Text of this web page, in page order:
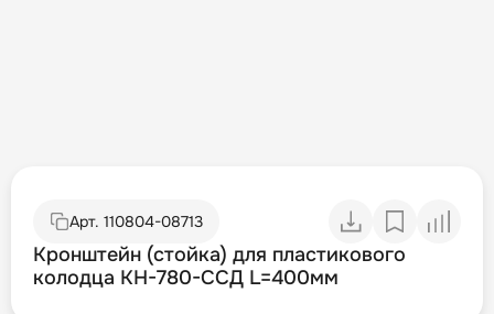
Арт. 110804-08713
Кронштейн (стойка) для пластикового
колодца КН-780-ССД L=400мм